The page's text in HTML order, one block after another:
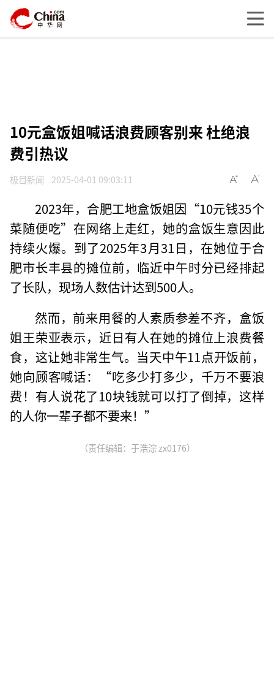
10元盒饭姐喊话浪费顾客别来 杜绝浪
费引热议
极目新闻 2025-04-01 09:03:11
2023年，合肥工地盒饭姐因“10元钱35个
菜随便吃”在网络上走红，她的盒饭生意因此
持续火爆。到了2025年3月31日，在她位于合
肥市长丰县的摊位前，临近中午时分已经排起
了长队，现场人数估计达到500人。
然而，前来用餐的人素质参差不齐，盒饭
姐王荣亚表示，近日有人在她的摊位上浪费餐
食，这让她非常生气。当天中午11点开饭前，
她向顾客喊话：“吃多少打多少，千万不要浪
费！有人说花了10块钱就可以打了倒掉，这样
的人你一辈子都不要来！”
（责任编辑：于浩淙 zx0176）